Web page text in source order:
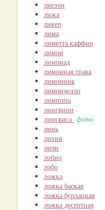
лиезон
лижа
ликер
лима
лиметта каффир
лимон
лимонад
лимонная трава
лимонник
лимончелло
лимпопо
лингвини
лингвиса фото
линь
лихия
личи
лобио
лобо
ложка
ложка баская
ложка бурлацкая
ложка десертная